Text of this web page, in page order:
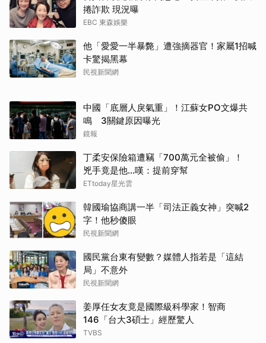
捲詐欺 現況曝
EBC 東森娛樂
他「愛愛一半暴斃」遭強摘器官！家屬1招喊
卡驚揭黑幕
民視新聞網
中國「底層人戾氣重」！江蘇女PO文爆共
鳴 3關鍵原因曝光
鏡報
丁柔安保險箱遭竊「700萬元全被偷」！
兇手竟是他...嘆：提前穿幫
ETtoday星光雲
韓國瑜協商講一半「司法正義女神」突喊2
字！他秒傻眼
民視新聞網
國民黨台東有變數？媒體人指若是「這結
局」不意外
民視新聞網
姜厚任女友竟是國際級科學家！智商
146「台大3碩士」經歷驚人
TVBS